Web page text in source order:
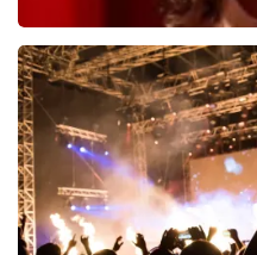
Esther van der Voort
546laatste 30 minuten
BESTEL NU